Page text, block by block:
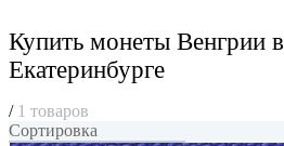
Купить монеты Венгрии в
Екатеринбурге
/ 1 товаров
Сортировка